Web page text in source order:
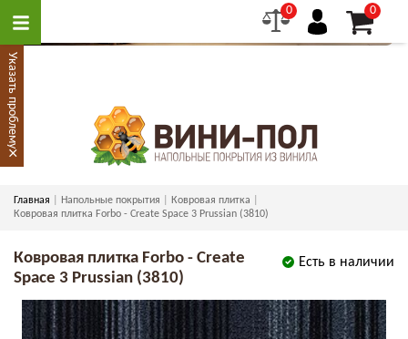
0 0
Главная Напольные покрытия
Ковровая плитка
Ковровая плитка Forbo - Create Space 3 Prussian (3810)
Есть в наличии
Ковровая плитка Forbo - Create
Space 3 Prussian (3810)
Указать проблему
×